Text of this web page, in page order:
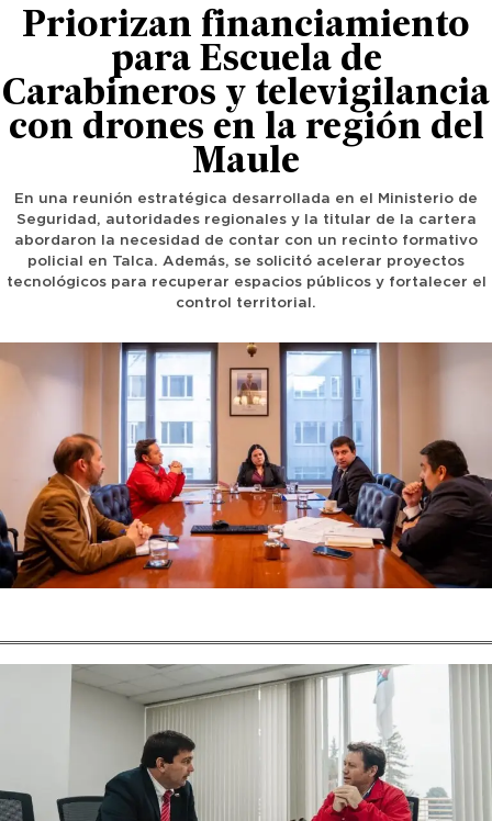
Priorizan financiamiento
para Escuela de
Carabineros y televigilancia
con drones en la región del
Maule
En una reunión estratégica desarrollada en el Ministerio de
Seguridad, autoridades regionales y la titular de la cartera
abordaron la necesidad de contar con un recinto formativo
policial en Talca. Además, se solicitó acelerar proyectos
tecnológicos para recuperar espacios públicos y fortalecer el
control territorial.